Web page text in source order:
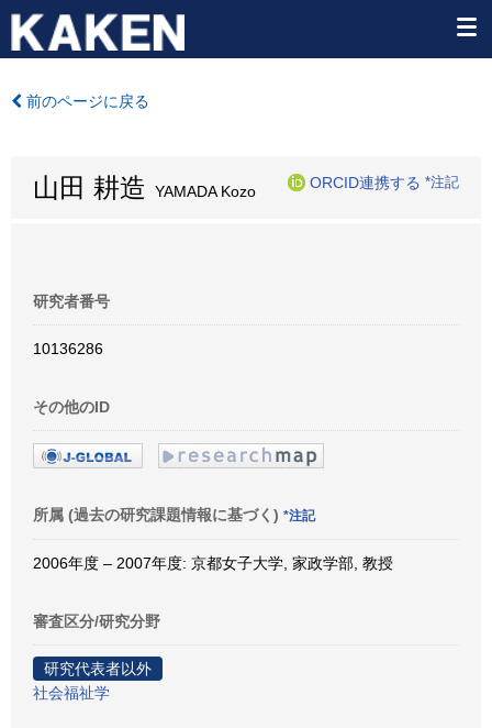
前のページに戻る
山田 耕造 YAMADA Kozo
ORCID連携する *注記
研究者番号
10136286
その他のID
所属 (過去の研究課題情報に基づく) *注記
2006年度 – 2007年度: 京都女子大学, 家政学部, 教授
審査区分/研究分野
研究代表者以外
社会福祉学